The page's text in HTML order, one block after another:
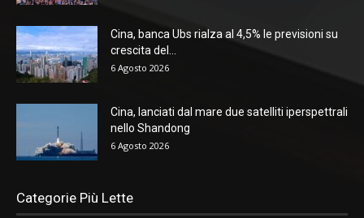
Cina, banca Ubs rialza al 4,5% le previsioni su
crescita del...
6 Agosto 2026
Cina, lanciati dal mare due satelliti iperspettrali
nello Shandong
6 Agosto 2026
Categorie Più Lette